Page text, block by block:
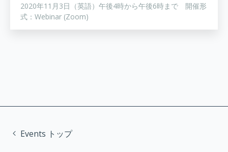
2020年11月3日（英語）午後4時から午後6時まで 開催形
式：Webinar (Zoom)
Events トップ